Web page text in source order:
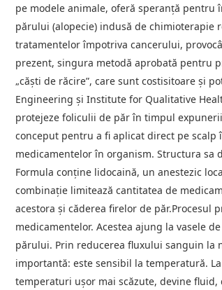
pe modele animale, oferă speranţă pentru
părului (alopecie) indusă de chimioterapie
tratamentelor împotriva cancerului,
prezent, singura metodă aprobată pentru
„căşti de răcire”, care sunt costisitoare şi
Engineering şi Institute for Qualitative
protejeze foliculii de păr în timpul
conceput pentru a fi aplicat direct pe
medicamentelor în organism. Structura sa
Formula conţine lidocaină, un anestezic
combinaţie limitează cantitatea de
acestora şi căderea firelor de păr.Procesul
medicamentelor. Acestea ajung la vasele
părului. Prin reducerea fluxului sanguin la
importantă: este sensibil la temperatură.
temperaturi uşor mai scăzute, devine